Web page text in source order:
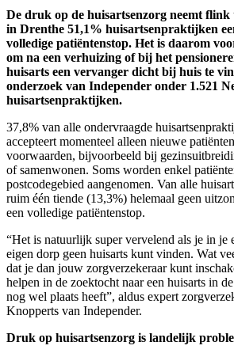
De druk op de huisartsenzorg neemt flink
in Drenthe 51,1% huisartsenpraktijken
volledige patiëntenstop. Het is daarom
om na een verhuizing of bij het
huisarts een vervanger dicht bij huis te
onderzoek van Independer onder 1.521
huisartsenpraktijken.
37,8% van alle ondervraagde
accepteert momenteel alleen nieuwe
voorwaarden, bijvoorbeeld bij
of samenwonen. Soms worden enkel
postcodegebied aangenomen. Van alle
ruim één tiende (13,3%) helemaal geen
een volledige patiëntenstop.
“Het is natuurlijk super vervelend als je in je
eigen dorp geen huisarts kunt vinden. Wat
dat je dan jouw zorgverzekeraar kunt
helpen in de zoektocht naar een huisarts in
nog wel plaats heeft”, aldus expert
Knopperts van Independer.
Druk op huisartsenzorg is landelijk